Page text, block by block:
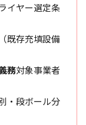
イヤー選定条
既存充填設備
務対象事業者
・段ボール分